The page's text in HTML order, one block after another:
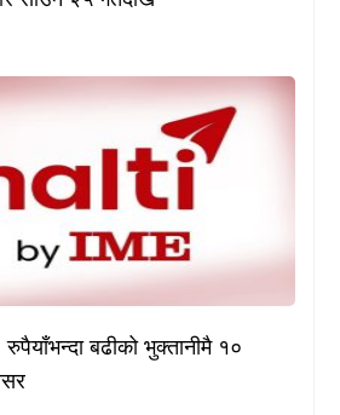
बढीको भुक्तानीमै १०